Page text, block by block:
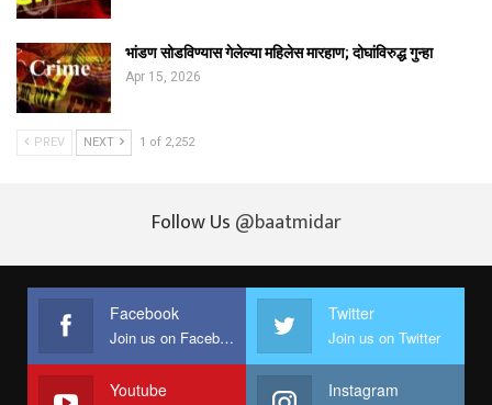
भांडण सोडविण्यास गेलेल्या महिलेस मारहाण; दोघांविरुद्ध गुन्हा
Apr 15, 2026
PREV NEXT 1 of 2,252
Follow Us @baatmidar
Facebook
Join us on Facebook
Twitter
Join us on Twitter
Youtube Instagram